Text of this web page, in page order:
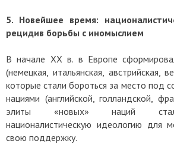
5. Новейшее время:
рецидив борьбы с иномыслием
В начале ХХ в. в Европе
(немецкая, итальянская, австрийская,
которые стали бороться за место под
нациями (английской, голландской,
элиты «новых» наций
националистическую идеологию для
свою поддержку.